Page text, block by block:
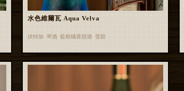
水色維爾瓦 Aqua Velva
伏特加 琴酒 藍柑橘香甜酒 雪碧